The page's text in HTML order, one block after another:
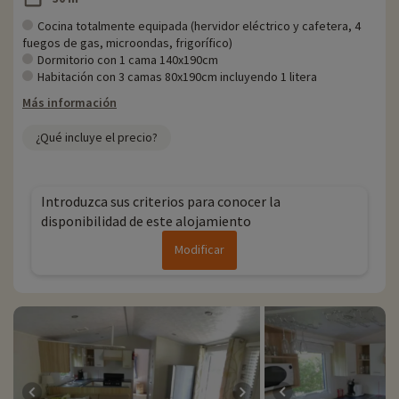
Cocina totalmente equipada (hervidor eléctrico y cafetera, 4
fuegos de gas, microondas, frigorífico)
Dormitorio con 1 cama 140x190cm
Habitación con 3 camas 80x190cm incluyendo 1 litera
Más información
¿Qué incluye el precio?
Introduzca sus criterios para conocer la
disponibilidad de este alojamiento
Modificar